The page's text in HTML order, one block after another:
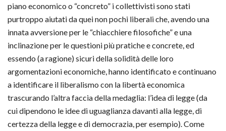
piano economico o “concreto” i collettivisti sono stati
purtroppo aiutati da quei non pochi liberali che, avendo una
innata avversione per le “chiacchiere filosofiche” e una
inclinazione per le questioni più pratiche e concrete, ed
essendo (a ragione) sicuri della solidità delle loro
argomentazioni economiche, hanno identificato e continuano
a identificare il liberalismo con la libertà economica
trascurando l’altra faccia della medaglia: l’idea di legge (da
cui dipendono le idee di uguaglianza davanti alla legge, di
certezza della legge e di democrazia, per esempio). Come